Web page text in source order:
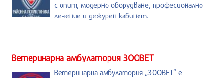
с опит, модерно оборудване, професионално
лечение и дежурен кабинет.
Ветеринарна амбулатория ЗООВЕТ
Ветеринарна амбулатория „ЗООВЕТ” е